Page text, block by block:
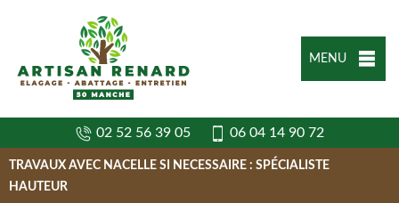
MENU
02 52 56 39 05 06 04 14 90 72
TRAVAUX AVEC NACELLE SI NECESSAIRE : SPÉCIALISTE
HAUTEUR